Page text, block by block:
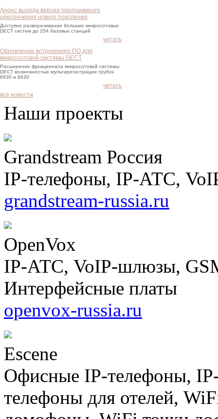
Анонс выхода версии программного
обеспечения нового поколения
Доступно разворачивание больших микросотовых
DECT систем до 254 базовых станций
читать
Обновление встроенного ПО для
микросотовой системы DECT
Расширение функционала микросотовой системы
DECT возможностью мультирегистрации трубок
8630 и 8830
читать
все новости